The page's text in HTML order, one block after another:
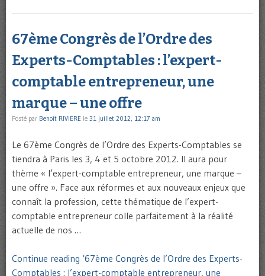
67ème Congrès de l’Ordre des
Experts-Comptables : l’expert-
comptable entrepreneur, une
marque – une offre
Posté par Benoît RIVIERE le 31 juillet 2012, 12:17 am
Le 67ème Congrès de l’Ordre des Experts-Comptables se
tiendra à Paris les 3, 4 et 5 octobre 2012. Il aura pour
thème « l’expert-comptable entrepreneur, une marque –
une offre ». Face aux réformes et aux nouveaux enjeux que
connaît la profession, cette thématique de l’expert-
comptable entrepreneur colle parfaitement à la réalité
actuelle de nos …
Continue reading ‘67ème Congrès de l’Ordre des Experts-
Comptables : l’expert-comptable entrepreneur, une